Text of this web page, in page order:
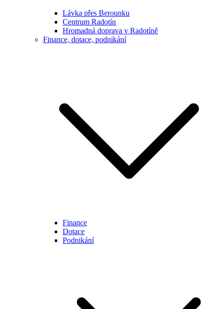
Lávka přes Berounku
Centrum Radotín
Hromadná doprava v Radotíně
Finance, dotace, podnikání
Finance
Dotace
Podnikání